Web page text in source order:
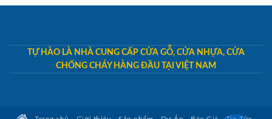
TỰ HÀO LÀ NHÀ CUNG CẤP CỬA GỖ, CỬA NHỰA, CỬA
CHỐNG CHÁY HÀNG ĐẦU TẠI VIỆT NAM